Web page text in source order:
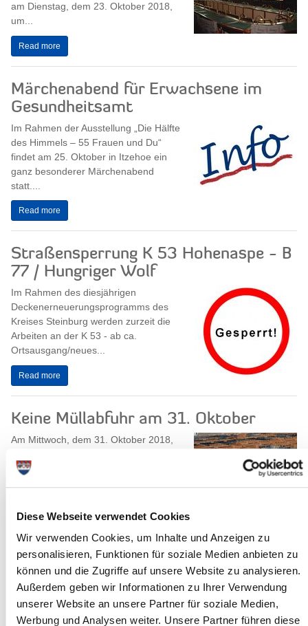
Diese Webseite verwendet Cookies
Wir verwenden Cookies, um Inhalte und Anzeigen zu
personalisieren, Funktionen für soziale Medien anbieten zu
können und die Zugriffe auf unsere Website zu analysieren.
Außerdem geben wir Informationen zu Ihrer Verwendung
unserer Website an unsere Partner für soziale Medien,
Werbung und Analysen weiter. Unsere Partner führen diese
am Dienstag, dem 23. Oktober 2018,
um...
Read more
Märchenabend für Erwachsene im
Gesundheitsamt
Im Rahmen der Ausstellung „Die Hälfte
des Himmels – 55 Frauen und Du“
findet am 25. Oktober in Itzehoe ein
ganz besonderer Märchenabend
statt....
Read more
Straßensperrung K 53 Hohenaspe - B
77 / Hungriger Wolf
Im Rahmen des diesjährigen
Deckenerneuerungsprogramms des
Kreises Steinburg werden zurzeit die
Arbeiten an der K 53 - ab ca.
Ortsausgang/neues...
Read more
Keine Müllabfuhr am 31. Oktober
Am Mittwoch, dem 31. Oktober 2018,
Müllabfuhr statt.
Read more
Ein Kreishaus für Steinburg -
Infoveranstaltung am 17. Oktober
Um die städtebauliche Gliederung und
das äußere Erscheinungsbild des